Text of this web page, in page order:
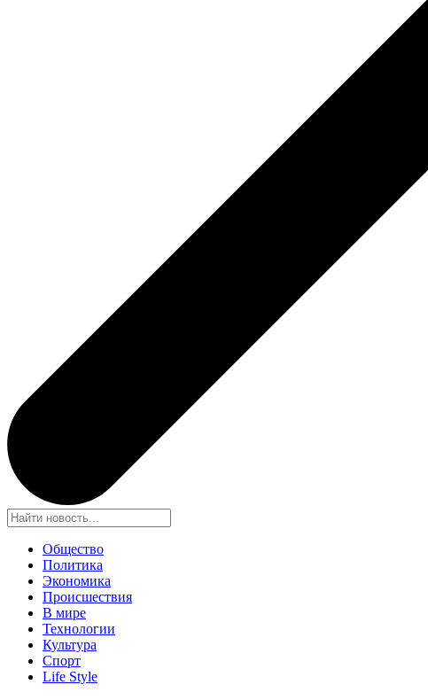
Общество
Политика
Экономика
Происшествия
В мире
Технологии
Культура
Спорт
Life Style